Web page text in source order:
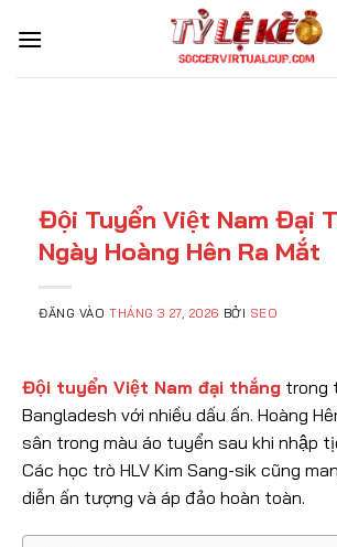
qua
Đội Tuyển Việt Nam Đại
Ngày Hoàng Hên Ra Mắt
ĐĂNG VÀOTHÁNG 3 27, 2026 BỞI SEO
Đội tuyển Việt Nam đại thắng trong
Bangladesh với nhiều dấu ấn. Hoàng
sân trong màu áo tuyển sau khi nhập
Các học trò HLV Kim Sang-sik cũng
diễn ấn tượng và áp đảo hoàn toàn.